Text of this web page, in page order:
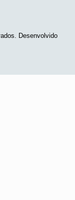
Desenvolvido